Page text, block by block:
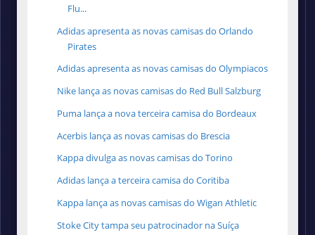
Flu...
Adidas apresenta as novas camisas do Orlando
Pirates
Adidas apresenta as novas camisas do Olympiacos
Nike lança as novas camisas do Red Bull Salzburg
Puma lança a nova terceira camisa do Bordeaux
Acerbis lança as novas camisas do Brescia
Kappa divulga as novas camisas do Torino
Adidas lança a terceira camisa do Coritiba
Kappa lança as novas camisas do Wigan Athletic
Stoke City tampa seu patrocinador na Suíça